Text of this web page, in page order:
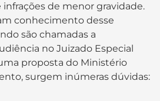
infrações de menor gravidade.
conhecimento desse
são chamadas a
no Juizado Especial
proposta do Ministério
surgem inúmeras dúvidas: